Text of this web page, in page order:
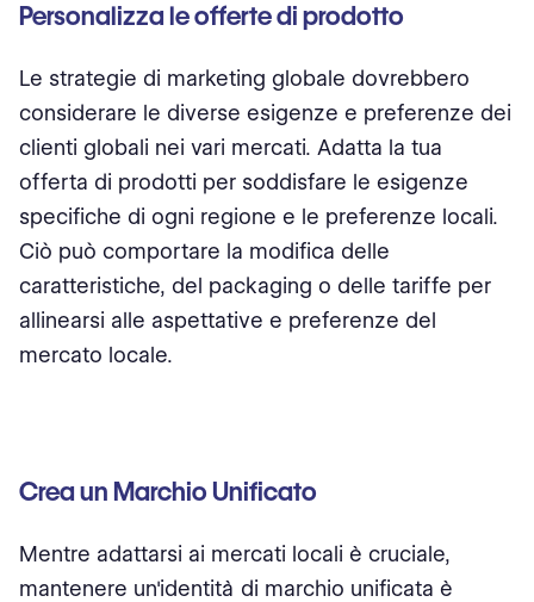
Personalizza le offerte di prodotto
Le strategie di marketing globale dovrebbero
considerare le diverse esigenze e preferenze dei
clienti globali nei vari mercati. Adatta la tua
offerta di prodotti per soddisfare le esigenze
specifiche di ogni regione e le preferenze locali.
Ciò può comportare la modifica delle
caratteristiche, del packaging o delle tariffe per
allinearsi alle aspettative e preferenze del
mercato locale.
Crea un Marchio Unificato
Mentre adattarsi ai mercati locali è cruciale,
mantenere un'identità di marchio unificata è